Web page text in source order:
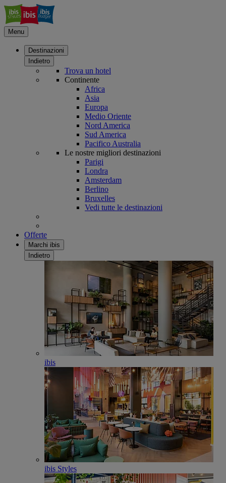
Menu
Destinazioni
Indietro
Trova un hotel
Continente
Africa
Asia
Europa
Medio Oriente
Nord America
Sud America
Pacifico Australia
Le nostre migliori destinazioni
Parigi
Londra
Amsterdam
Berlino
Bruxelles
Vedi tutte le destinazioni
Offerte
Marchi ibis
Indietro
ibis
ibis Styles